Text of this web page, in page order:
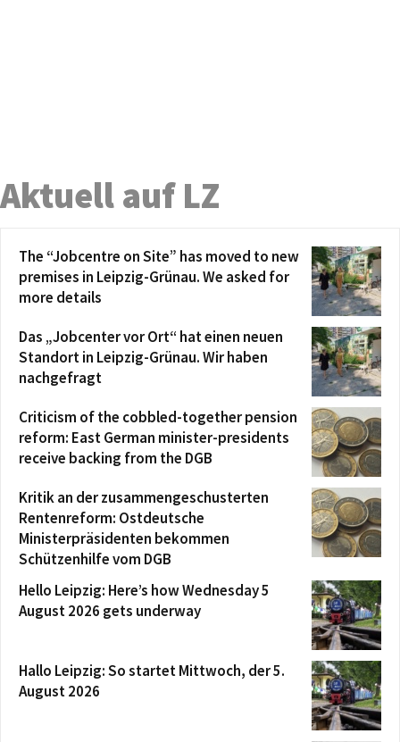
Aktuell auf LZ
The “Jobcentre on Site” has moved to new
premises in Leipzig-Grünau. We asked for
more details
Das „Jobcenter vor Ort“ hat einen neuen
Standort in Leipzig-Grünau. Wir haben
nachgefragt
Criticism of the cobbled-together pension
reform: East German minister-presidents
receive backing from the DGB
Kritik an der zusammengeschusterten
Rentenreform: Ostdeutsche
Ministerpräsidenten bekommen
Schützenhilfe vom DGB
Hello Leipzig: Here’s how Wednesday 5
August 2026 gets underway
Hallo Leipzig: So startet Mittwoch, der 5.
August 2026